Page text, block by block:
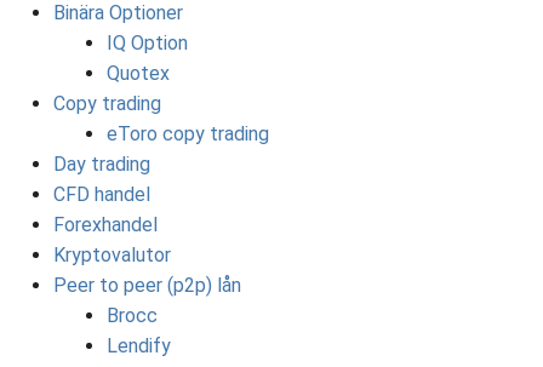
Binära Optioner
IQ Option
Quotex
Copy trading
eToro copy trading
Day trading
CFD handel
Forexhandel
Kryptovalutor
Peer to peer (p2p) lån
Brocc
Lendify